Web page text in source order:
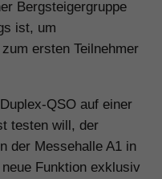
Bergsteigergruppe
ist, um
ersten Teilnehmer
QSO auf einer
testen will, der
der Messehalle A1 in
Funktion exklusiv